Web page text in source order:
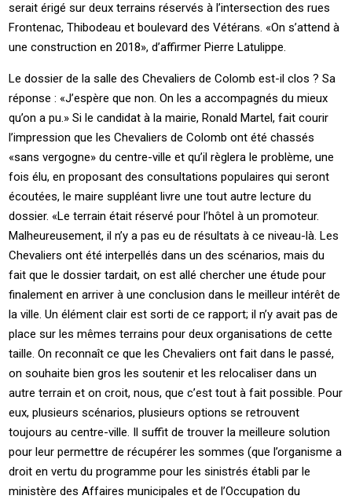
serait érigé sur deux terrains réservés à l’intersection des rues
Frontenac, Thibodeau et boulevard des Vétérans. «On s’attend à
une construction en 2018», d’affirmer Pierre Latulippe.
Le dossier de la salle des Chevaliers de Colomb est-il clos ? Sa
réponse : «J’espère que non. On les a accompagnés du mieux
qu’on a pu.» Si le candidat à la mairie, Ronald Martel, fait courir
l’impression que les Chevaliers de Colomb ont été chassés
«sans vergogne» du centre-ville et qu’il règlera le problème, une
fois élu, en proposant des consultations populaires qui seront
écoutées, le maire suppléant livre une tout autre lecture du
dossier. «Le terrain était réservé pour l’hôtel à un promoteur.
Malheureusement, il n’y a pas eu de résultats à ce niveau-là. Les
Chevaliers ont été interpellés dans un des scénarios, mais du
fait que le dossier tardait, on est allé chercher une étude pour
finalement en arriver à une conclusion dans le meilleur intérêt de
la ville. Un élément clair est sorti de ce rapport; il n’y avait pas de
place sur les mêmes terrains pour deux organisations de cette
taille. On reconnaît ce que les Chevaliers ont fait dans le passé,
on souhaite bien gros les soutenir et les relocaliser dans un
autre terrain et on croit, nous, que c’est tout à fait possible. Pour
eux, plusieurs scénarios, plusieurs options se retrouvent
toujours au centre-ville. Il suffit de trouver la meilleure solution
pour leur permettre de récupérer les sommes (que l’organisme a
droit en vertu du programme pour les sinistrés établi par le
ministère des Affaires municipales et de l’Occupation du